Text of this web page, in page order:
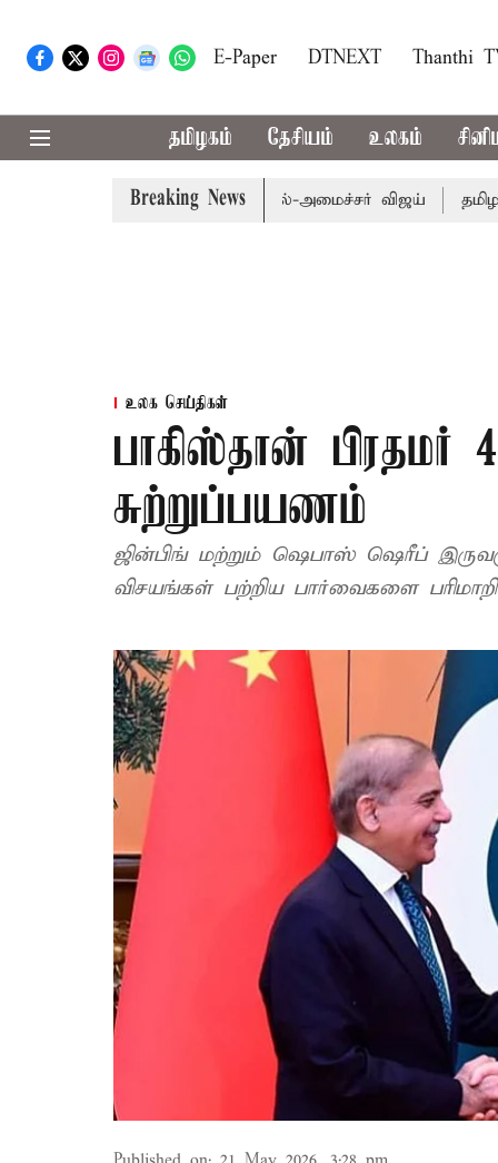
E-Paper DTNEXT Thanthi
தமிழகம் தேசியம் உலகம்
Breaking News
வேளாண் பட்ஜெட்: முதல்-அமைச்சர் விஜய் தமிழக
உலக செய்திகள்
பாகிஸ்தான்
சுற்றுப்பயணம்
ஜின்பிங் மற்றும் ஷெபாஸ் ஷெரீப்
விசயங்கள் பற்றிய பார்வைகளை